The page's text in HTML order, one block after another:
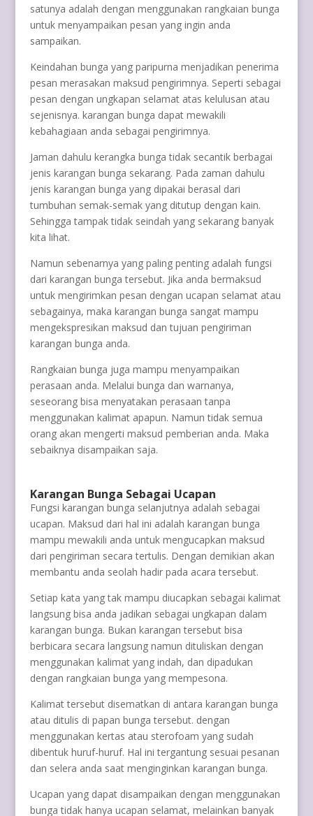
satunya adalah dengan menggunakan rangkaian bunga
untuk menyampaikan pesan yang ingin anda
sampaikan.
Keindahan bunga yang paripurna menjadikan penerima
pesan merasakan maksud pengirimnya. Seperti sebagai
pesan dengan ungkapan selamat atas kelulusan atau
sejenisnya. karangan bunga dapat mewakili
kebahagiaan anda sebagai pengirimnya.
Jaman dahulu kerangka bunga tidak secantik berbagai
jenis karangan bunga sekarang. Pada zaman dahulu
jenis karangan bunga yang dipakai berasal dari
tumbuhan semak-semak yang ditutup dengan kain.
Sehingga tampak tidak seindah yang sekarang banyak
kita lihat.
Namun sebenarnya yang paling penting adalah fungsi
dari karangan bunga tersebut. Jika anda bermaksud
untuk mengirimkan pesan dengan ucapan selamat atau
sebagainya, maka karangan bunga sangat mampu
mengekspresikan maksud dan tujuan pengiriman
karangan bunga anda.
Rangkaian bunga juga mampu menyampaikan
perasaan anda. Melalui bunga dan warnanya,
seseorang bisa menyatakan perasaan tanpa
menggunakan kalimat apapun. Namun tidak semua
orang akan mengerti maksud pemberian anda. Maka
sebaiknya disampaikan saja.
Karangan Bunga Sebagai Ucapan
Fungsi karangan bunga selanjutnya adalah sebagai
ucapan. Maksud dari hal ini adalah karangan bunga
mampu mewakili anda untuk mengucapkan maksud
dari pengiriman secara tertulis. Dengan demikian akan
membantu anda seolah hadir pada acara tersebut.
Setiap kata yang tak mampu diucapkan sebagai kalimat
langsung bisa anda jadikan sebagai ungkapan dalam
karangan bunga. Bukan karangan tersebut bisa
berbicara secara langsung namun dituliskan dengan
menggunakan kalimat yang indah, dan dipadukan
dengan rangkaian bunga yang mempesona.
Kalimat tersebut disematkan di antara karangan bunga
atau ditulis di papan bunga tersebut. dengan
menggunakan kertas atau sterofoam yang sudah
dibentuk huruf-huruf. Hal ini tergantung sesuai pesanan
dan selera anda saat menginginkan karangan bunga.
Ucapan yang dapat disampaikan dengan menggunakan
bunga tidak hanya ucapan selamat, melainkan banyak